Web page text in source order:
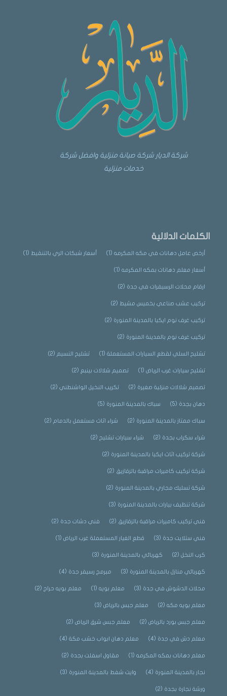
شركة الديار شركة صيانة منزلية وافضل شركة
خدمات منزلية
الكلمات الدلالية
أرخص عامل دهانات في مكه المكرمه(1) أسعار شبكات الري بالتنقيط (1)
أسعار معلم دهانات بمكه المكرمه(1)
ارقام محلات الرسيفرات في جدة (2)
تركيب عشب صناعي بخميس مشيط (2)
تركيب غرف نوم ايكيا بالمدينة المنورة (2)
تركيب غرف نوم بالمدينة المنورة (2)
تشليح السلي لقطع السيارات المستعملة(1) تشليح النسيم(2)
تشليح سيارات غرب الرياض(1) تصميم شلالات بينبع (2)
تصميم شلالات منزلية صغيرة (2) تكريب النخيل الواشنطني(2)
دهان بجدة (5) سباك بالمدينة المنورة (5)
سباك ممتاز بالمدينة المنورة (2) شراء اثاث مستعمل بالدمام(2)
شراء سكراب بجدة (2) شراء سيارات تشليح (2)
شركة تركيب اثاث ايكيا بالمدينة المنورة (2)
شركة تركيب كاميرات مراقبة بالزقازيق (2)
شركة تسليك مجاري بالمدينة المنورة (2)
شركة تنظيف بيارات بالمدينة المنورة (3)
فني تركيب كاميرات مراقبة بالزقازيق (2) فني دشات جدة (2)
فني ستلايت جدة (3) قطع الغيار المستعملة غرب الرياض(1)
كرب النخل(2) كهربائي بالمدينة المنورة (3)
كهربائي منازل بالمدينة المنورة (3) مبرمج رسيفر جدة (4)
محلات الدشوش في جدة (3) معلم بويه(1) معلم بويه حراج (2)
معلم بويه مكه(2) معلم جبس بالرياض(3)
معلم جبس بورد بالرياض(2) معلم جبس شرق الرياض(2)
معلم دش في جدة (4) معلم دهان ابواب خشب مكة(4)
معلم دهانات بمكه المكرمه(1) مقاول اسفلت بجدة (2)
نجار بالمدينة المنورة (4) وايت شفط بالمدينة المنورة (3)
ورشة نجارة بجدة (2)